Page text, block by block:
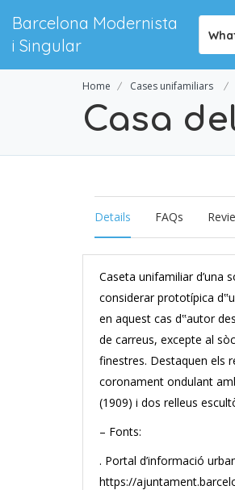
Barcelona Modernista
i Singular
Home Cases unifamiliars
Casa
Details FAQs
Caseta unifamiliar d’una
considerar prototípica
en aquest cas d‟autor
de carreus, excepte al
finestres. Destaquen els
coronament ondulant
(1909) i dos relleus
– Fonts:
. Portal d’informació
https://